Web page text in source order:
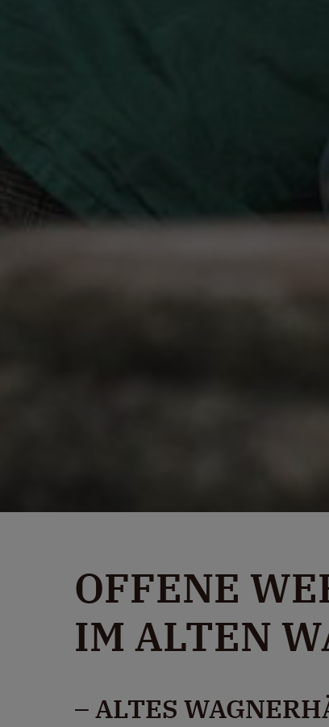
OFFENE
IM ALTEN
– ALTES